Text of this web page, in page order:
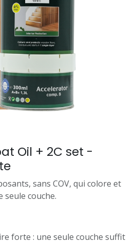
Oil + 2C set -
sans COV, qui colore et
seule couche.
forte : une seule couche suffit